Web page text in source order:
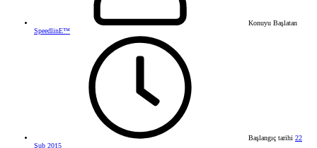
Konuyu Başlatan
SpeedlinE™
Başlangıç tarihi 22
Şub 2015